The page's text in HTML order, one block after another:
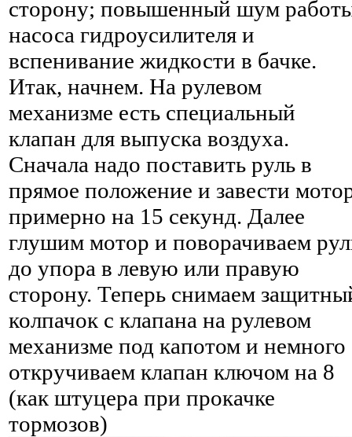
сторону; повышенный шум
насоса гидроусилителя и
вспенивание жидкости в бачке.
Итак, начнем. На рулевом
механизме есть специальный
клапан для выпуска воздуха.
Сначала надо поставить руль в
прямое положение и завести
примерно на 15 секунд. Далее
глушим мотор и поворачиваем
до упора в левую или правую
сторону. Теперь снимаем
колпачок с клапана на рулевом
механизме под капотом и немного
откручиваем клапан ключом на 8
(как штуцера при прокачке
тормозов)